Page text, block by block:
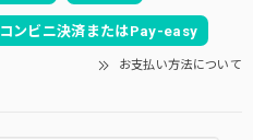
コンビニ決済またはPay-easy
お支払い方法について